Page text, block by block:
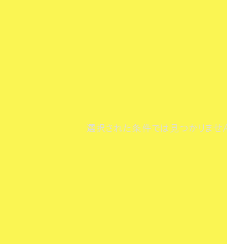
選択された条件では見つかりませ